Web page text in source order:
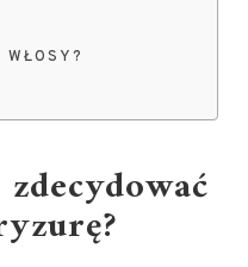
WŁOSY?